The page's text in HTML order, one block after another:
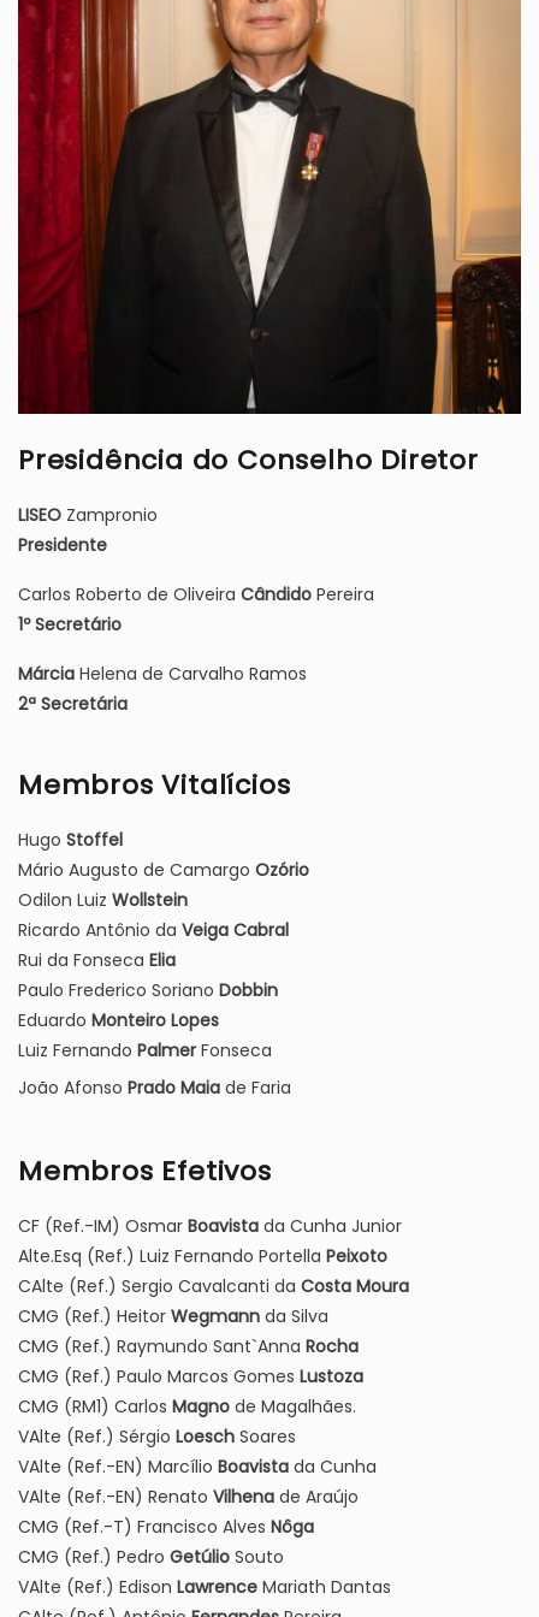
Presidência do Conselho Diretor
LISEO Zampronio
Presidente
Carlos Roberto de Oliveira Cândido Pereira
1º Secretário
Márcia Helena de Carvalho Ramos
2ª Secretária
Membros Vitalícios
Hugo Stoffel
Mário Augusto de Camargo Ozório
Odilon Luiz Wollstein
Ricardo Antônio da Veiga Cabral
Rui da Fonseca Elia
Paulo Frederico Soriano Dobbin
Eduardo Monteiro Lopes
Luiz Fernando Palmer Fonseca
João Afonso Prado Maia de Faria
Membros Efetivos
CF (Ref.-IM) Osmar Boavista da Cunha Junior
Alte.Esq (Ref.) Luiz Fernando Portella Peixoto
CAlte (Ref.) Sergio Cavalcanti da Costa Moura
CMG (Ref.) Heitor Wegmann da Silva
CMG (Ref.) Raymundo Sant`Anna Rocha
CMG (Ref.) Paulo Marcos Gomes Lustoza
CMG (RM1) Carlos Magno de Magalhães.
VAlte (Ref.) Sérgio Loesch Soares
VAlte (Ref.-EN) Marcílio Boavista da Cunha
VAlte (Ref.-EN) Renato Vilhena de Araújo
CMG (Ref.-T) Francisco Alves Nôga
CMG (Ref.) Pedro Getúlio Souto
VAlte (Ref.) Edison Lawrence Mariath Dantas